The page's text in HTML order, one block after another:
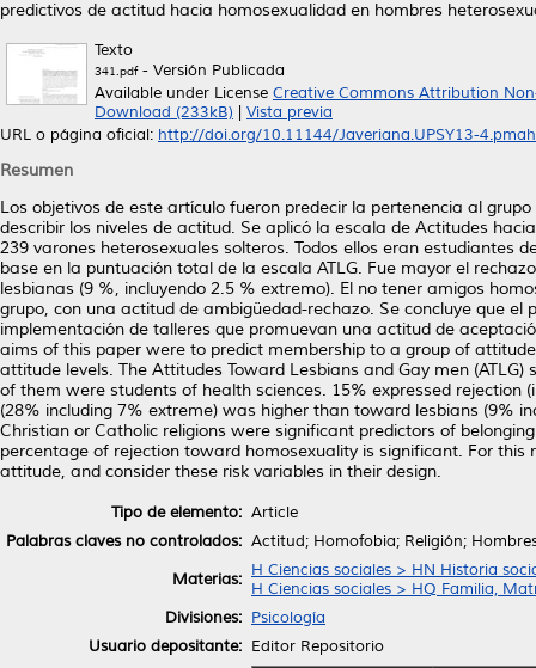
predictivos de actitud hacia homosexualidad en hombres
Texto
341.pdf- Versión Publicada
Available under License Creative Commons Attribution
Download (233kB)
Vista previa
URL o página oficial: http://doi.org/10.11144/Javeriana.UPSY13-4.pmah
Resumen
Los objetivos de este artículo fueron predecir la pertenencia al
describir los niveles de actitud. Se aplicó la escala de Actitudes
239 varones heterosexuales solteros. Todos ellos eran estudiantes
base en la puntuación total de la escala ATLG. Fue mayor el
lesbianas (9 %, incluyendo 2.5 % extremo). El no tener amigos
grupo, con una actitud de ambigüedad-rechazo. Se concluye que
implementación de talleres que promuevan una actitud de
aims of this paper were to predict membership to a group of
attitude levels. The Attitudes Toward Lesbians and Gay men
of them were students of health sciences. 15% expressed rejection
(28% including 7% extreme) was higher than toward lesbians (9%
Christian or Catholic religions were significant predictors of
percentage of rejection toward homosexuality is significant. For
attitude, and consider these risk variables in their design.
Tipo de elemento: Article
Palabras claves no controlados: Actitud; Homofobia; Religión;
Materias: H Ciencias sociales > HN Historia
H Ciencias sociales > HQ Familia,
Divisiones: Psicología
Usuario depositante: Editor Repositorio